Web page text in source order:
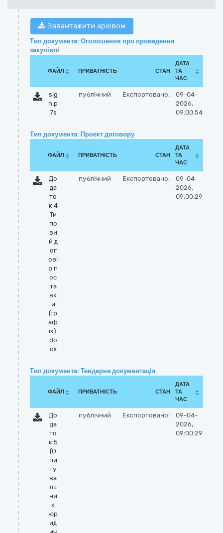
Завантажити архівом
Тип документа: Оголошення про проведення
закупівлі
ФАЙЛ ПРИВАТНІСТЬ СТАН
ДАТА
ТА
ЧАС
sig
n.p
7s
публічний Експортовано:
09-04-
2026,
09:00:54
Тип документа: Проект договору
ФАЙЛ ПРИВАТНІСТЬ СТАН
ДАТА
ТА
ЧАС
До
да
то
к 4
Ти
по
ви
й д
ог
ові
р п
ос
та
вк
и
(гр
аф
ік).
do
cx
публічний Експортовано:
09-04-
2026,
09:00:29
Тип документа: Тендерна документація
ФАЙЛ ПРИВАТНІСТЬ СТАН
ДАТА
ТА
ЧАС
До
да
то
к 5
(О
пи
ту
ва
ль
ни
к
юр
ид
публічний Експортовано:
09-04-
2026,
09:00:29